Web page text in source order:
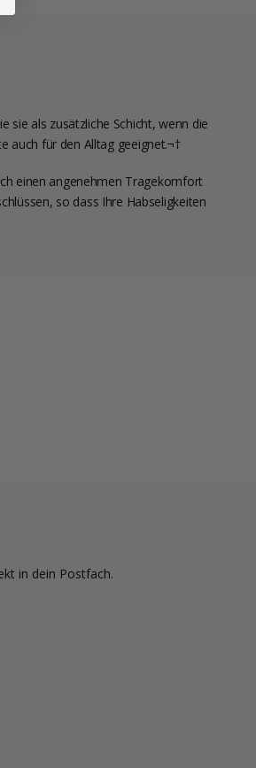
sie als zusätzliche Schicht, wenn die
auch für den Alltag geeignet.¬†
einen angenehmen Tragekomfort
so dass Ihre Habseligkeiten
in dein Postfach.